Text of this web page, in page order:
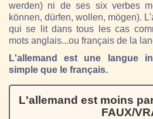
werden) ni de ses six verbes
können, dürfen, wollen, mögen).
qui se lit dans tous les cas
mots anglais...ou français de la
L'allemand est une langue
simple que le français.
L'allemand est moins
FAUX/